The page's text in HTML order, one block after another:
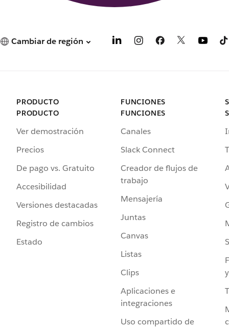
Cambiar de región
PRODUCTO
PRODUCTO
Ver demostración
Precios
De pago vs. Gratuito
Accesibilidad
Versiones destacadas
Registro de cambios
Estado
FUNCIONES
FUNCIONES
Canales
Slack Connect
Creador de flujos de
trabajo
Mensajería
Juntas
Canvas
Listas
Clips
Aplicaciones e
integraciones
Uso compartido de